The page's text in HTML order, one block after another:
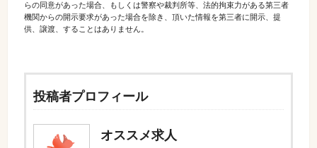
らの同意があった場合、もしくは警察や裁判所等、法的拘束力がある第三者
機関からの開示要求があった場合を除き、頂いた情報を第三者に開示、提
供、譲渡、することはありません。
投稿者プロフィール
オススメ求人